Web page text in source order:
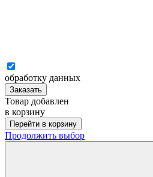
обработку данных
Заказать
Товар добавлен
в корзину
Перейти в корзину
Продолжить выбор